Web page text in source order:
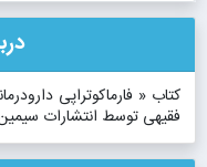
کتاب « فارماکوتراپی
فقیهی توسط انتشارات